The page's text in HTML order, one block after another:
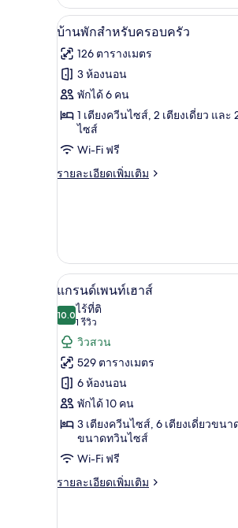
เปิด
ภาพถ่าย
ทั้งหมด
ของ
บ้าน
บ้าน
9
บ้านพักสำหรับครอบครัว
126 ตารางเมตร
3 ห้องนอน
พักได้ 6 คน
1 เตียงควีนไซส์, 2 เตียงเดี่ยว แ
ไซส์
Wi-Fi ฟรี
รายละเอียดเพิ่มเติม
ราย
บ้าน
พัก
สำหรับ
ครอบครัว
เปิด
ภาพถ่าย
ทั้งหมด
ของ
แก
รนด์
เพ
เฮา
ส์
แกร
16
แกรนด์เพนท์เฮาส์
10.010.0 จาก 10
ไร้ที่ติ
1 รีวิว
(1
รีวิว)
วิวสวน
529 ตารางเมตร
6 ห้องนอน
พักได้ 10 คน
3 เตียงควีนไซส์, 6 เตียงเดี่ยวข
ขนาดทวินไซส์
Wi-Fi ฟรี
รายละเอียดเพิ่มเติม
ราย